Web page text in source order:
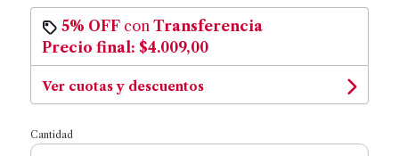
5% OFFcon Transferencia
Precio final: $4.009,00
Ver cuotas y descuentos
Cantidad